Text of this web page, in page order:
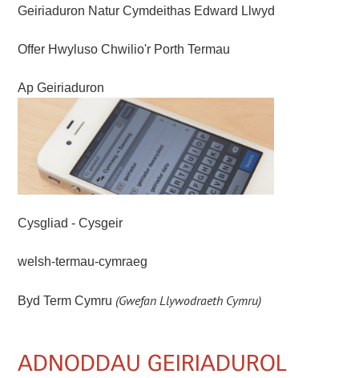
Geiriaduron Natur Cymdeithas Edward Llwyd
Offer Hwyluso Chwilio'r Porth Termau
Ap Geiriaduron
Cysgliad - Cysgeir
welsh-termau-cymraeg
Byd Term Cymru (Gwefan Llywodraeth Cymru)
ADNODDAU GEIRIADUROL